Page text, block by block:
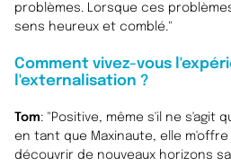
problèmes. Lorsque ces
sens heureux et comblé."
Comment vivez-vous
l'externalisation ?
Tom: "Positive, même s'il ne s'agit
en tant que Maxinaute, elle
découvrir de nouveaux horizons